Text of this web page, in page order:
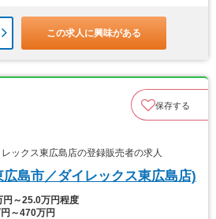
この求人に興味がある
保存する
ックス東広島店の登録販売者の求人
島市／ダイレックス東広島店)
円～25.0万円程度
円～470万円